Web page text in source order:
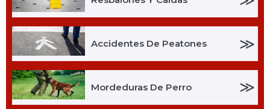
Accidentes De Peatones ≫
Mordeduras De Perro ≫